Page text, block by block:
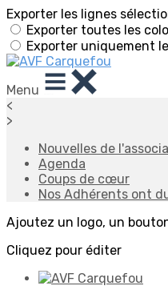
Exporter les lignes
Exporter toutes les
Exporter uniquement
Menu
<
>
Nouvelles de
Agenda
Coups de cœur
Nos Adhérents ont
Ajoutez un logo, un
Cliquez pour éditer